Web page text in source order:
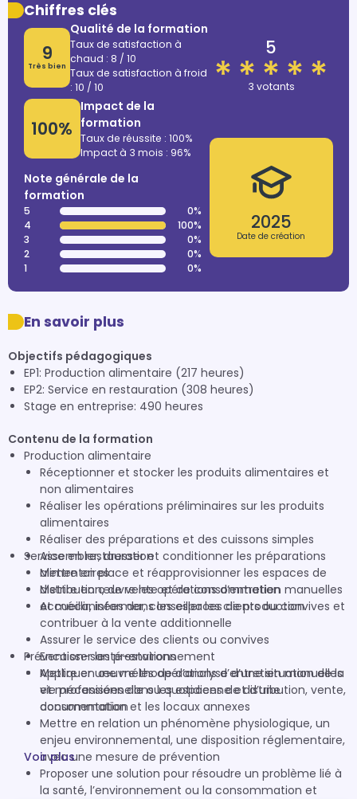
Chiffres clés
9
Très bien
Qualité de la formation
Taux de satisfaction à
chaud : 8 / 10
Taux de satisfaction à froid
: 10 / 10
100%
Impact de la
formation
Taux de réussite : 100%
Impact à 3 mois : 96%
Note générale de la
formation
5
0%
4
100%
3
0%
2
0%
1
0%
5
3 votants
2025
Date de création
En savoir plus
Objectifs pédagogiques
EP1: Production alimentaire (217 heures)
EP2: Service en restauration (308 heures)
Stage en entreprise: 490 heures
Contenu de la formation
Production alimentaire
Réceptionner et stocker les produits alimentaires et
non alimentaires
Réaliser les opérations préliminaires sur les produits
alimentaires
Réaliser des préparations et des cuissons simples
Assembler, dresser et conditionner les préparations
alimentaires
Mettre en œuvre les opérations d’entretien manuelles
et mécanisées dans les espaces de production
Service en restauration
Mettre en place et réapprovisionner les espaces de
distribution, de vente et de consommation
Accueillir, informer, conseiller les clients ou convives et
contribuer à la vente additionnelle
Assurer le service des clients ou convives
Encaisser les prestations
Mettre en œuvre les opérations d’entretien manuelles
et mécanisées dans les espaces de distribution, vente,
consommation et les locaux annexes
Prévention-santé-environnement
Appliquer une méthode d’analyse d’une situation de la
vie professionnelle ou quotidienne et d’une
documentation
Mettre en relation un phénomène physiologique, un
enjeu environnemental, une disposition réglementaire,
avec une mesure de prévention
Proposer une solution pour résoudre un problème lié à
la santé, l’environnement ou la consommation et
Voir plus